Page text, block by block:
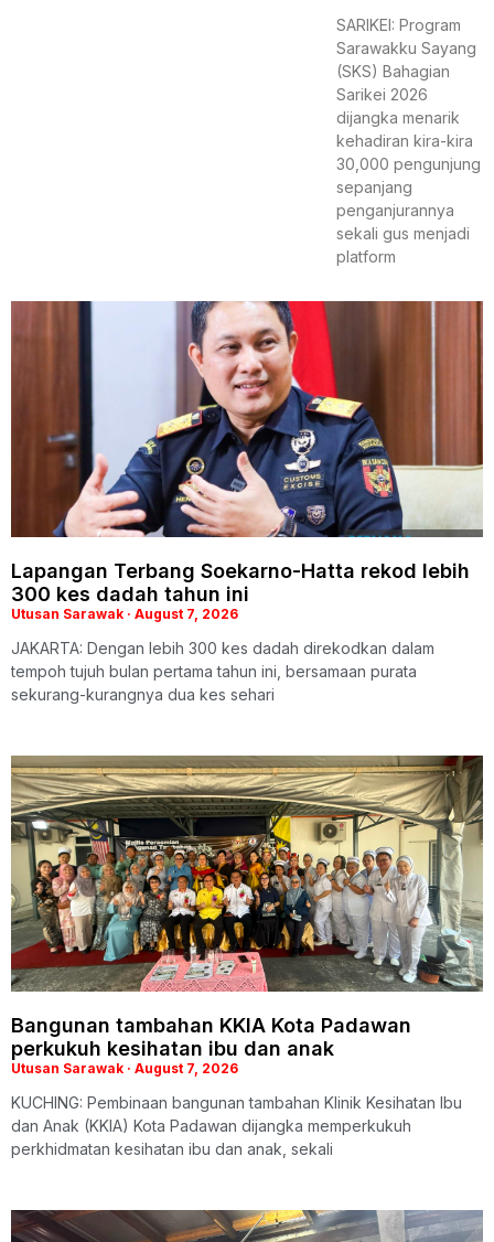
SARIKEI: Program
Sarawakku Sayang
(SKS) Bahagian
Sarikei 2026
dijangka menarik
kehadiran kira-kira
30,000 pengunjung
sepanjang
penganjurannya
sekali gus menjadi
platform
Lapangan Terbang Soekarno-Hatta rekod lebih
300 kes dadah tahun ini
Utusan Sarawak August 7, 2026
JAKARTA: Dengan lebih 300 kes dadah direkodkan dalam
tempoh tujuh bulan pertama tahun ini, bersamaan purata
sekurang-kurangnya dua kes sehari
Bangunan tambahan KKIA Kota Padawan
perkukuh kesihatan ibu dan anak
Utusan Sarawak August 7, 2026
KUCHING: Pembinaan bangunan tambahan Klinik Kesihatan Ibu
dan Anak (KKIA) Kota Padawan dijangka memperkukuh
perkhidmatan kesihatan ibu dan anak, sekali